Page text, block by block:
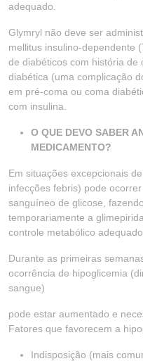
adequado.
Glymryl não deve ser
mellitus insulino-dependente
de diabéticos com história de
diabética (uma complicação
em pré-coma ou coma
com insulina.
O QUE DEVO SABER
MEDICAMENTO?
Em situações excepcionais
infecções febris) pode
sanguíneo de glicose,
temporariamente a
controle metabólico adequado.
Durante as primeiras
ocorrência de hipoglicemia
sangue)
pode estar aumentado e
Fatores que favorecem a
Indisposição (mais